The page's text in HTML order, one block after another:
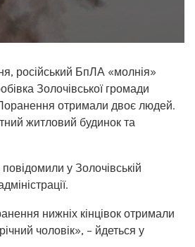
російський БпЛА «молнія»
Золочівської громади
Поранення отримали двоє людей.
житловий будинок та
повідомили у Золочівській
нижніх кінцівок отримали
чоловік», – йдеться у